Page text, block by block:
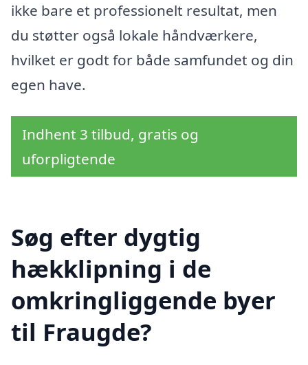
ikke bare et professionelt resultat, men
du støtter også lokale håndværkere,
hvilket er godt for både samfundet og din
egen have.
Indhent 3 tilbud, gratis og
uforpligtende
Søg efter dygtig
hækklipning i de
omkringliggende byer
til Fraugde?